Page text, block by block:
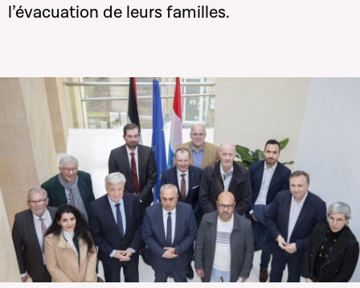
l’évacuation de leurs familles.